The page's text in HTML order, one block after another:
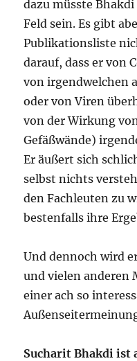
dazu müsste
Feld sein. Es gibt
Publikationsliste
darauf, dass er von
von irgendwelchen
oder von Viren
von der Wirkung
Gefäßwände)
Er äußert sich
selbst nichts
den Fachleuten zu
bestenfalls ihre
Und dennoch wird
und vielen anderen
einer ach so
Sucharit Bhakdi ist